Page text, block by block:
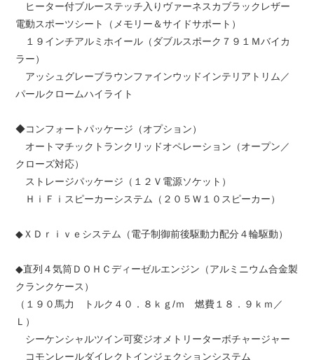
ヒーター付ブルーステッチ入りヴァーネスカブラックレザー
電動スポーツシート（メモリー＆サイドサポート）
１９インチアルミホイール（ダブルスポーク７９１Ｍバイカ
ラー）
アッシュグレーブラウンファインウッドインテリアトリム／
パールクロームハイライト
◆コンフォートパッケージ（オプション）
オートマチックトランクリッドオペレーション（オープン／
クローズ対応）
ストレージパッケージ（１２Ｖ電源ソケット）
ＨｉＦｉスピーカーシステム（２０５Ｗ１０スピーカー）
◆ＸＤｒｉｖｅシステム（電子制御前後駆動力配分４輪駆動）
◆直列４気筒ＤＯＨＣディーゼルエンジン（アルミニウム合金製
クランクケース）
（１９０馬力 トルク４０．８ｋｇ/ｍ 燃費１８．９ｋｍ／
Ｌ）
シーケンシャルツイン可変ジオメトリーターボチャージャー
コモンレールダイレクトインジェクションシステム